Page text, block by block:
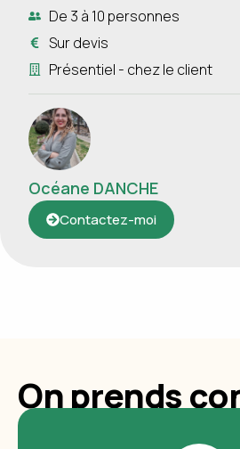
De 3 à 10 personnes
Sur devis
Présentiel - chez le client
Océane DANCHE
Contactez-moi
On prends